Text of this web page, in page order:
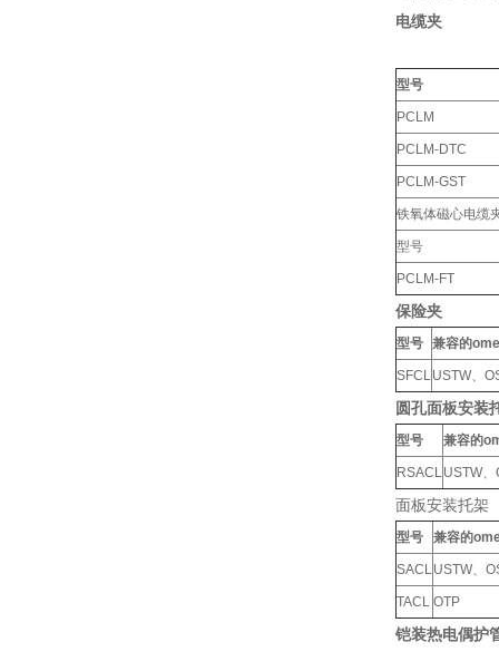
电缆夹
型号
PCLM
PCLM-DTC
PCLM-GST
铁氧体磁心电缆
型号
PCLM-FT
保险夹
型号 兼容的
SFCLUSTW、
圆孔面板安装
型号 兼容的
RSACLUSTW
面板安装托架
型号 兼容的
SACLUSTW、
TACL OTP
铠装热电偶护